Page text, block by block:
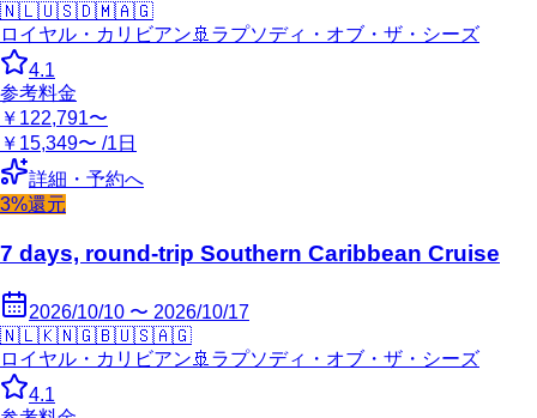
🇳🇱🇺🇸🇩🇲🇦🇬
ロイヤル・カリビアン🚢ラプソディ・オブ・ザ・シーズ
4.1
参考料金
￥122,791〜
￥15,349〜 /1日
詳細・予約へ
3%還元
7 days, round-trip Southern Caribbean Cruise
2026/10/10 〜 2026/10/17
🇳🇱🇰🇳🇬🇧🇺🇸🇦🇬
ロイヤル・カリビアン 🚢 ラプソディ・オブ・ザ・シーズ
4.1